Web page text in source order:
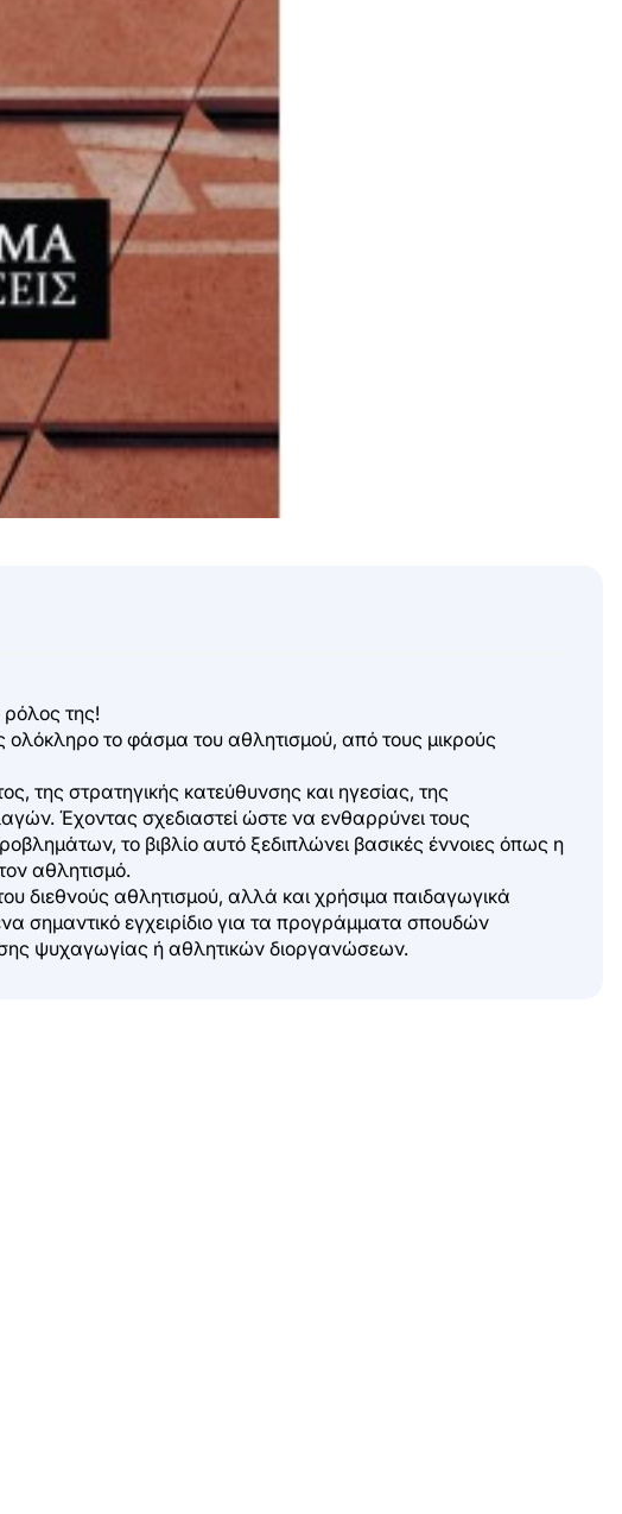
της!
ολόκληρο το φάσμα του αθλητισμού, από τους μικρούς
της στρατηγικής κατεύθυνσης και ηγεσίας, της
Έχοντας σχεδιαστεί ώστε να ενθαρρύνει τους
το βιβλίο αυτό ξεδιπλώνει βασικές έννοιες όπως η
αθλητισμό.
διεθνούς αθλητισμού, αλλά και χρήσιμα παιδαγωγικά
σημαντικό εγχειρίδιο για τα προγράμματα σπουδών
ψυχαγωγίας ή αθλητικών διοργανώσεων.